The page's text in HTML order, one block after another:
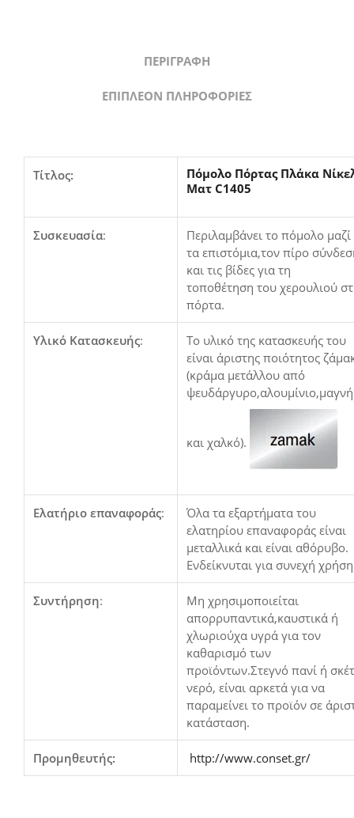
ΠΕΡΙΓΡΑΦΉ
ΕΠΙΠΛΈΟΝ ΠΛΗΡΟΦΟΡΊΕΣ
Τίτλος:
Πόμολο Πόρτας Πλάκα
Ματ C1405
Συσκευασία:
Περιλαμβάνει το πόμολο μαζί
τα επιστόμια,τον πίρο
και τις βίδες για τη
τοποθέτηση του χερουλιού
πόρτα.
Υλικό Κατασκευής:
Το υλικό της κατασκευής του
είναι άριστης ποιότητος
(κράμα μετάλλου από
και χαλκό).
Ελατήριο επαναφοράς:
Όλα τα εξαρτήματα του
ελατηρίου επαναφοράς είναι
μεταλλικά και είναι αθόρυβο.
Ενδείκνυται για συνεχή
Συντήρηση:
Μη χρησιμοποιείται
απορρυπαντικά,καυστικά ή
χλωριούχα υγρά για τον
καθαρισμό των
προϊόντων.Στεγνό πανί ή
νερό, είναι αρκετά για να
παραμείνει το προϊόν σε
κατάσταση.
Προμηθευτής: http://www.conset.gr/